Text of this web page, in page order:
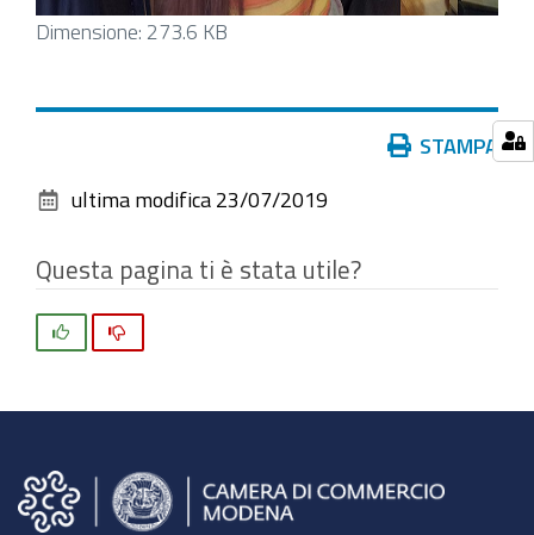
Clicca
dimensioni
Dimensione: 273.6 KB
documento
STAMPA
ultima modifica 23/07/2019
Questa pagina ti è stata utile?